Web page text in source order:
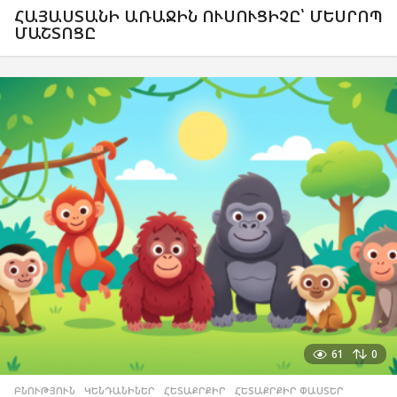
ՀԱՅԱՍՏԱՆԻ ԱՌԱՋԻՆ ՈՒՍՈՒՑԻՉԸ՝ ՄԵՍՐՈՊ
ՄԱՇՏՈՑԸ
61 0
ԲՆՈՒԹՅՈՒՆ ,ԿԵՆԴԱՆԻՆԵՐ ,ՀԵՏԱՔՐՔԻՐ ,ՀԵՏԱՔՐՔԻՐ ՓԱՍՏԵՐ